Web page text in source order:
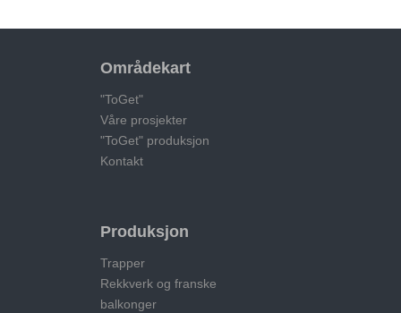
Områdekart
"ToGet"
Våre prosjekter
"ToGet" produksjon
Kontakt
Produksjon
Trapper
Rekkverk og franske
balkonger